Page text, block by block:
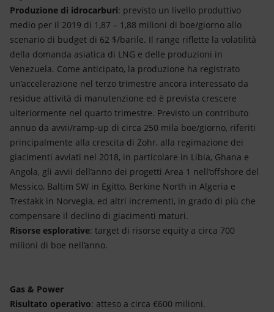
Produzione di idrocarburi: previsto un livello produttivo
medio per il 2019 di 1,87 – 1,88 milioni di boe/giorno allo
scenario di budget di 62 $/barile. Il range riflette la volatilità
della domanda asiatica di LNG e delle produzioni in
Venezuela. Come anticipato, la produzione ha registrato
un’accelerazione nel terzo trimestre ancora interessato da
residue attività di manutenzione ed è prevista crescere
ulteriormente nel quarto trimestre. Previsto un contributo
annuo da avvii/ramp-up di circa 250 mila boe/giorno, riferiti
principalmente alla crescita di Zohr, alla regimazione dei
giacimenti avviati nel 2018, in particolare in Libia, Ghana e
Angola, gli avvii dell’anno dei progetti Area 1 nell’offshore del
Messico, Baltim SW in Egitto, Berkine North in Algeria e
Trestakk in Norvegia, ed altri incrementi, in grado di più che
compensare il declino di giacimenti maturi.
Risorse esplorative: target di risorse equity a circa 700
milioni di boe nell’anno.
Gas & Power
Risultato operativo: atteso a circa €600 milioni.